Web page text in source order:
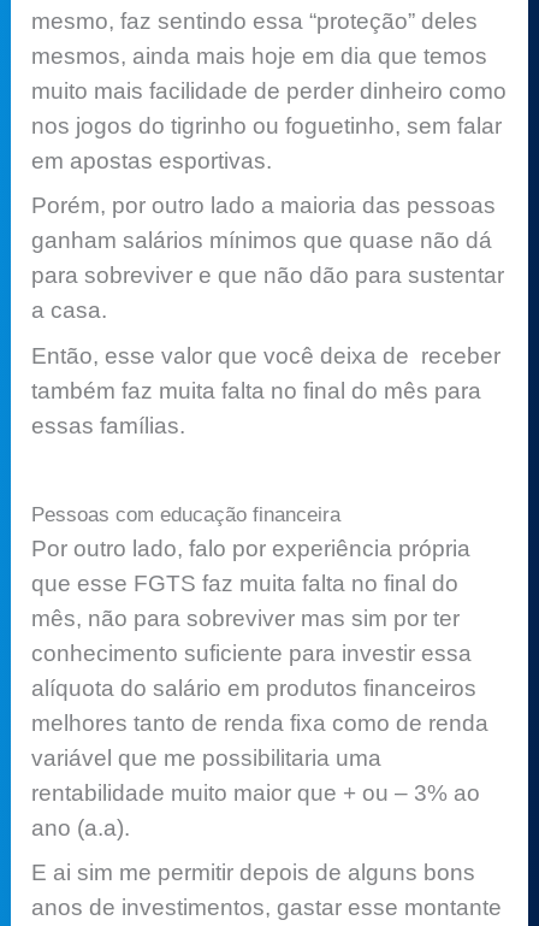
mesmo, faz sentindo essa “proteção” deles
mesmos, ainda mais hoje em dia que temos
muito mais facilidade de perder dinheiro como
nos jogos do tigrinho ou foguetinho, sem falar
em apostas esportivas.
Porém, por outro lado a maioria das pessoas
ganham salários mínimos que quase não dá
para sobreviver e que não dão para sustentar
a casa.
Então, esse valor que você deixa de receber
também faz muita falta no final do mês para
essas famílias.
Pessoas com educação financeira
Por outro lado, falo por experiência própria
que esse FGTS faz muita falta no final do
mês, não para sobreviver mas sim por ter
conhecimento suficiente para investir essa
alíquota do salário em produtos financeiros
melhores tanto de renda fixa como de renda
variável que me possibilitaria uma
rentabilidade muito maior que + ou – 3% ao
ano (a.a).
E ai sim me permitir depois de alguns bons
anos de investimentos, gastar esse montante